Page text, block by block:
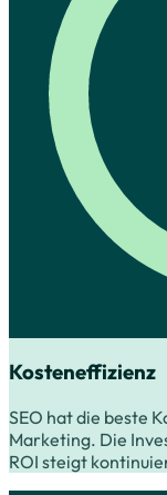
Kosteneffizienz
SEO hat die beste
Marketing. Die
ROI steigt